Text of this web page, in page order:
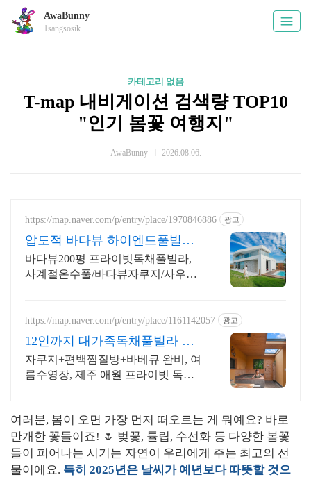
AwaBunny
1sangsosik
카테고리 없음
T-map 내비게이션 검색량 TOP10
"인기 봄꽃 여행지"
AwaBunny 2026.08.06.
https://map.naver.com/p/entry/place/1970846886 광고
압도적 바다뷰 하이엔드풀빌라
7-8월 한정 수영장 포함
바다뷰200평 프라이빗독채풀빌라,
사계절온수풀/바다뷰자쿠지/사우
란드식 사우나,200평정원
https://map.naver.com/p/entry/place/1161142057 광고
12인까지 대가족독채풀빌라 완
전독채 프라이빗 가족저택
자쿠지+편백찜질방+바베큐 완비, 여
름수영장, 제주 애월 프라이빗 독채
족저택
여러분, 봄이 오면 가장 먼저 떠오르는 게 뭐예요? 바로
만개한 꽃들이죠! 🌷 벚꽃, 튤립, 수선화 등 다양한 봄꽃
들이 피어나는 시기는 자연이 우리에게 주는 최고의 선
물이에요. 특히 2025년은 날씨가 예년보다 따뜻할 것으